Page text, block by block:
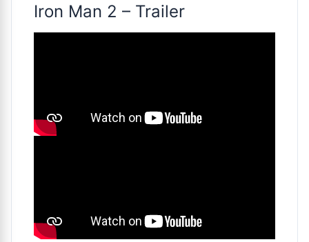
Iron Man 2 – Trailer